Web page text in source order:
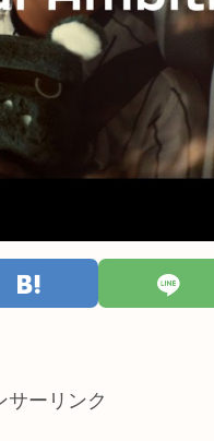
サーリンク